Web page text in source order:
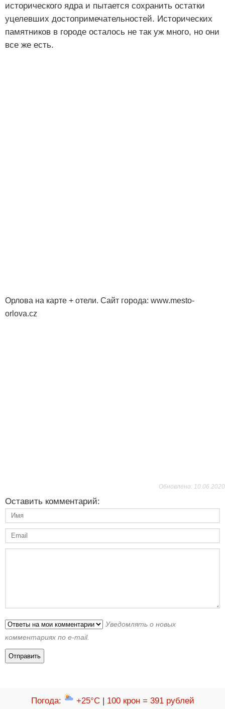
исторического ядра и пытается сохранить остатки
уцелевших достопримечательностей. Исторических
памятников в городе осталось не так уж много, но они
все же есть.
Орлова на карте + отели. Сайт города: www.mesto-
orlova.cz
Обновлено: 10.06.2020
Оставить комментарий:
Уведомлять о новых
комментариях по e-mail.
Погода: +25°C| 100 крон = 391 рублей